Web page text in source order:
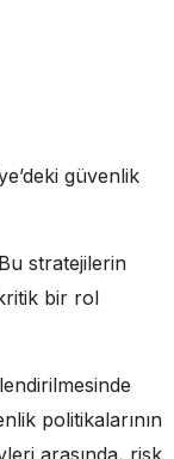
güvenlik
stratejilerin
bir rol
politikalarının
arasında, risk